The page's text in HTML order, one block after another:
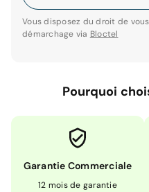
Vous disposez du droit de
démarchage via Bloctel
Pourquoi
Garantie Commerciale
12 mois de garantie